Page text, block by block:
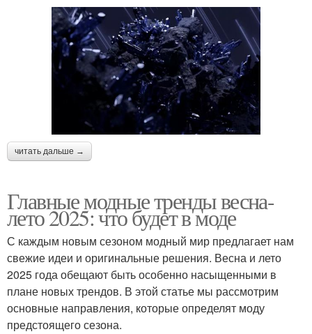
читать дальше →
Главные модные тренды весна-
лето 2025: что будет в моде
С каждым новым сезоном модный мир предлагает нам
свежие идеи и оригинальные решения. Весна и лето
2025 года обещают быть особенно насыщенными в
плане новых трендов. В этой статье мы рассмотрим
основные направления, которые определят моду
предстоящего сезона.